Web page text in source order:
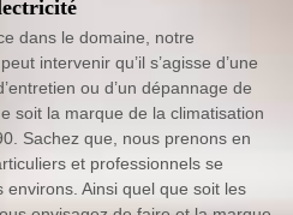
dans le domaine, notre
intervenir qu’il s’agisse d’une
ou d’un dépannage de
soit la marque de la climatisation
Sachez que, nous prenons en
et professionnels se
Ainsi quel que soit les